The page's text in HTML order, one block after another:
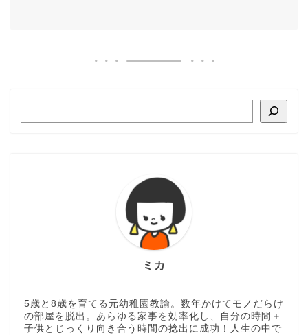
ミカ
5歳と8歳を育てる元幼稚園教諭。数年かけてモノだらけ
の部屋を脱出。あらゆる家事を効率化し、自分の時間＋
子供とじっくり向き合う時間の捻出に成功！人生の中で